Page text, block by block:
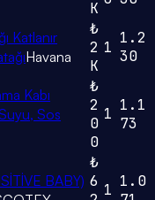
K
Katlanır
Havana
₺
2
K
1
1.2
30
Kabı
Sos
₺
2
0
0
1 1.1
73
BABY)
₺
6 1 1.0